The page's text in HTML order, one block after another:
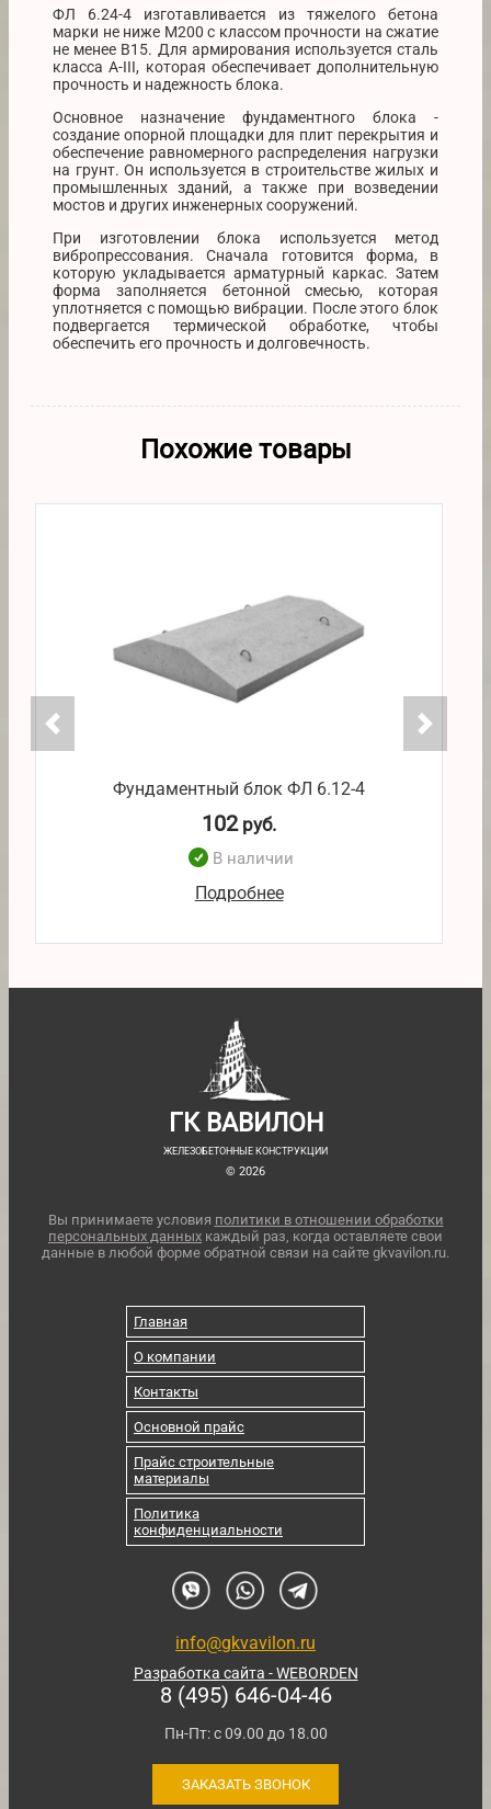
ФЛ 6.24-4 изготавливается из тяжелого бетона
марки не ниже М200 с классом прочности на сжатие
не менее В15. Для армирования используется сталь
класса A-III, которая обеспечивает дополнительную
прочность и надежность блока.
Основное назначение фундаментного блока -
создание опорной площадки для плит перекрытия и
обеспечение равномерного распределения нагрузки
на грунт. Он используется в строительстве жилых и
промышленных зданий, а также при возведении
мостов и других инженерных сооружений.
При изготовлении блока используется метод
вибропрессования. Сначала готовится форма, в
которую укладывается арматурный каркас. Затем
форма заполняется бетонной смесью, которая
уплотняется с помощью вибрации. После этого блок
подвергается термической обработке, чтобы
обеспечить его прочность и долговечность.
Похожие товары
Фундаментный блок ФЛ 6.12-4
102руб.
В наличии
Подробнее
ГК ВАВИЛОН
ЖЕЛЕЗОБЕТОННЫЕ КОНСТРУКЦИИ
© 2026
Вы принимаете условия политики в отношении обработки
персональных данных каждый раз, когда оставляете свои
данные в любой форме обратной связи на сайте gkvavilon.ru.
Главная
О компании
Контакты
Основной прайс
Прайс строительные
материалы
Политика
конфиденциальности
info@gkvavilon.ru
Разработка сайта - WEBORDEN
8 (495) 646-04-46
Пн-Пт: с 09.00 до 18.00
ЗАКАЗАТЬ ЗВОНОК